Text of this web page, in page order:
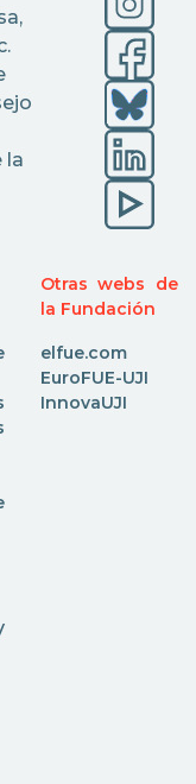
la
Otras webs de
la Fundación
elfue.com
EuroFUE-UJI
InnovaUJI